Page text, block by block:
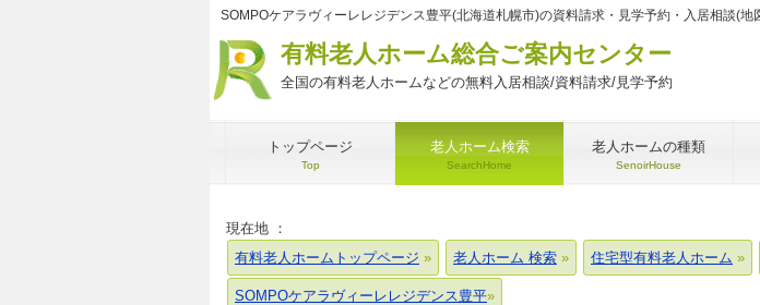
SOMPOケアラヴィーレレジデンス豊平(北海道札幌市)の資料請求・見学予約・入居相談(
有料老人ホーム総合ご案内センター
全国の有料老人ホームなどの無料入居相談/資料請求/見学予約
トップページ
Top
老人ホーム検索
SearchHome
老人ホームの種類
SenoirHouse
現在地 ：
有料老人ホームトップページ
老人ホーム 検索 住宅型有料老人ホーム
SOMPOケアラヴィーレレジデンス豊平